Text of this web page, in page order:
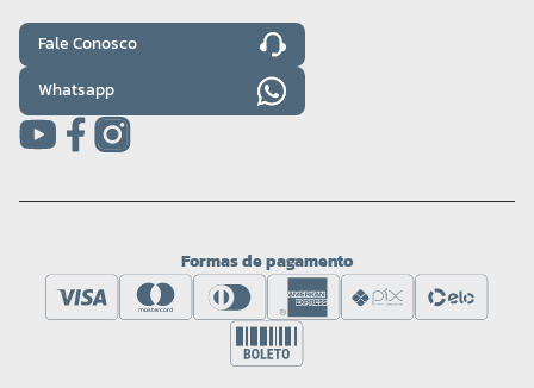
Fale Conosco
Whatsapp
Formas de pagamento